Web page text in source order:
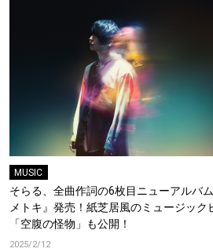
MUSIC
そらる、全曲作詞の6枚目ニューアルバ
メトキ』発売！紙芝居風のミュージック
「空腹の怪物」も公開！
2025/2/12